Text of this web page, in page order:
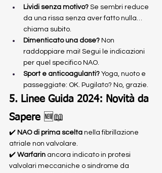
Lividi senza motivo? Se sembri reduce
da una rissa senza aver fatto nulla…
chiama subito.
Dimenticato una dose? Non
raddoppiare mai! Segui le indicazioni
per quel specifico NAO.
Sport e anticoagulanti? Yoga, nuoto e
passeggiate: OK. Pugilato? No, grazie.
5. Linee Guida 2024: Novità da
Sapere 🆕📖
✔️ NAO di prima scelta nella fibrillazione
atriale non valvolare.
✔️ Warfarin ancora indicato in protesi
valvolari meccaniche o sindrome da